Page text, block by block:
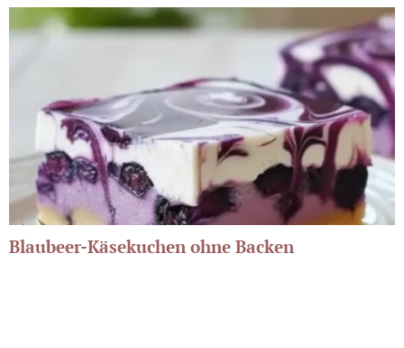
Blaubeer-Käsekuchen ohne Backen